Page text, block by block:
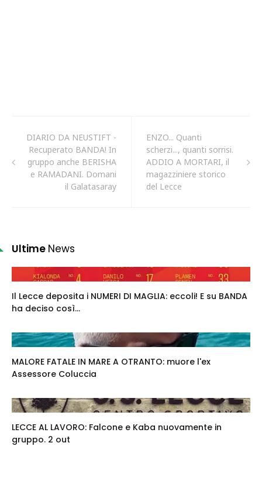
DIARIO DA NEUSTIFT -
Recuperato BANDA! In
gruppo anche BERISHA
e RAMADANI. Domani
il Galatasaray
ENZO... Quanti
scherzi..., quanti sorrisi.
ADDIO A MORTARI, il
magazziniere storico
del Lecce
Ultime News
Il Lecce deposita i NUMERI DI MAGLIA: eccoli! E su BANDA
ha deciso così...
MALORE FATALE IN MARE A OTRANTO: muore l'ex
Assessore Coluccia
LECCE AL LAVORO: Falcone e Kaba nuovamente in
gruppo. 2 out